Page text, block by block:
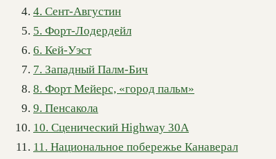
4. Сент-Августин
5. Форт-Лодердейл
6. Кей-Уэст
7. Западный Палм-Бич
8. Форт Мейерс, «город пальм»
9. Пенсакола
10. Сценический Highway 30A
11. Национальное побережье Канаверал